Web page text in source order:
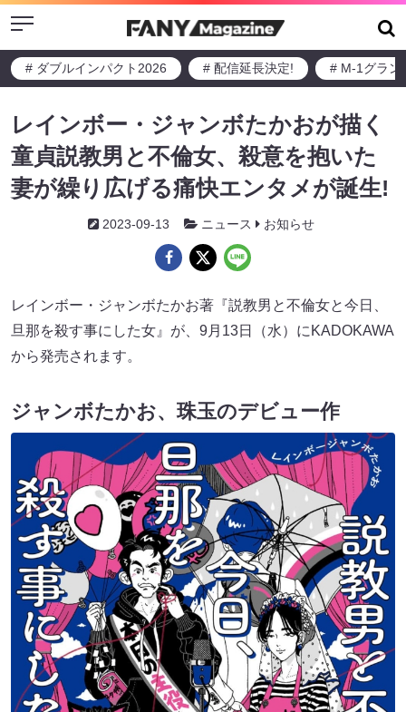
Menu
# ダブルインパクト2026 # 配信延長決定! # M-1グラン
レインボー・ジャンボたかおが描く
童貞説教男と不倫女、殺意を抱いた
妻が繰り広げる痛快エンタメが誕生!
2023-09-13 ニュース お知らせ
レインボー・ジャンボたかお著『説教男と不倫女と今日、
旦那を殺す事にした女』が、9月13日（水）にKADOKAWA
から発売されます。
ジャンボたかお、珠玉のデビュー作